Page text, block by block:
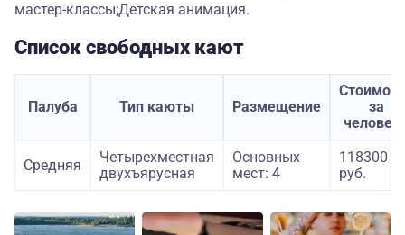
мастер-классы;Детская анимация.
Список свободных кают
Палуба Тип каюты Размещение
за
Средняя
Четырехместная
двухъярусная
Основных
мест: 4
118300
руб.